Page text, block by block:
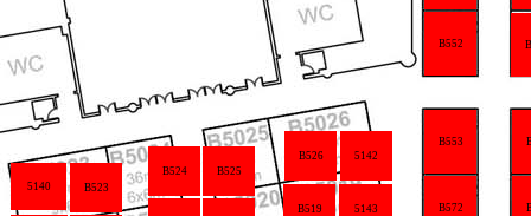
B519
B523
B524 B525
B526
B552
B553
B572
5143
5142
5140